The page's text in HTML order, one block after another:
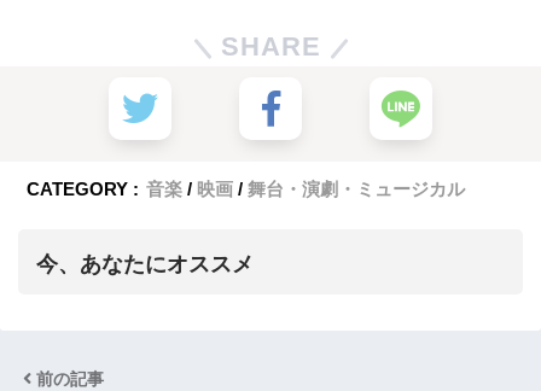
SHARE
CATEGORY : 音楽 映画 舞台・演劇・ミュージカル
今、あなたにオススメ
前の記事